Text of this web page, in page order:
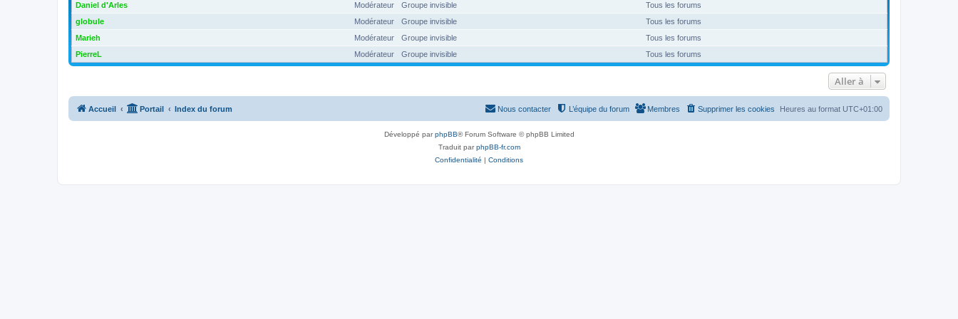
Modérateur
Daniel d'Arles Groupe invisible
Tous les forums
Modérateur
globule Groupe invisible
Tous les forums
Modérateur
Marieh Groupe invisible
Tous les forums
Modérateur
PierreL Groupe invisible Tous les forums
Aller à
Accueil Portail Index du forum Heures au format UTC+01:00
Supprimer les cookies
Membres
L’équipe du forum
Nous contacter
Développé parphpBB® Forum Software © phpBB Limited
Traduit parphpBB-fr.com
Confidentialité | Conditions